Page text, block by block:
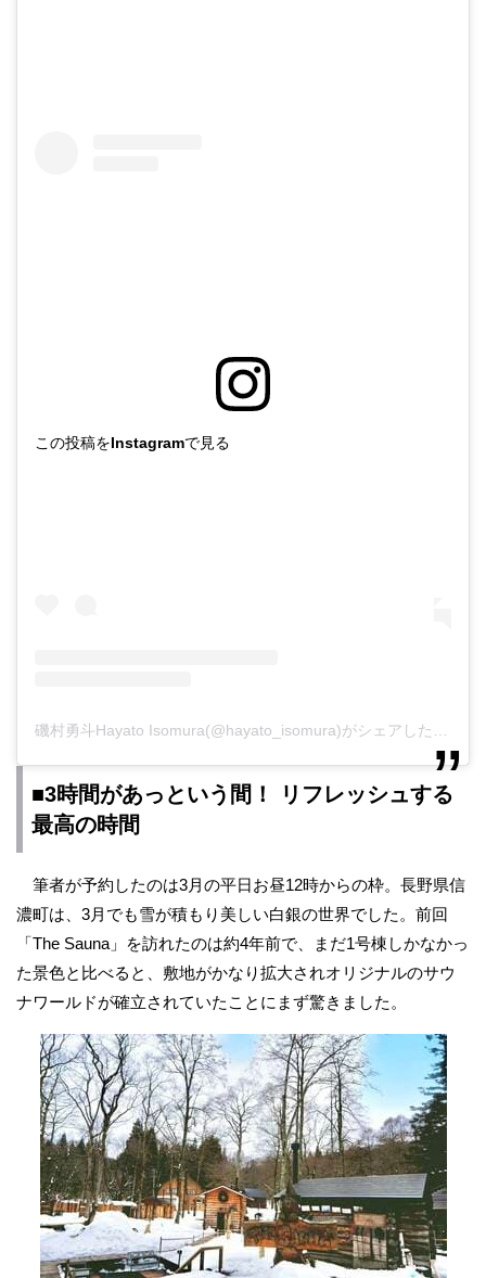
この投稿をInstagramで見る
■3時間があっという間！ リフレッシュする
最高の時間
筆者が予約したのは3月の平日お昼12時からの枠。長野県信
濃町は、3月でも雪が積もり美しい白銀の世界でした。前回
「The Sauna」を訪れたのは約4年前で、まだ1号棟しかなかっ
た景色と比べると、敷地がかなり拡大されオリジナルのサウ
ナワールドが確立されていたことにまず驚きました。